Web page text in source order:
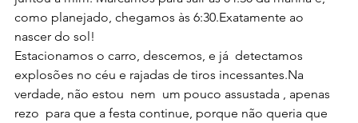
como planejado, chegamos às 6:30.Exatamente ao
nascer do sol!
Estacionamos o carro, descemos, e já  detectamos
explosões no céu e rajadas de tiros incessantes.Na
verdade, não estou  nem  um pouco assustada , apenas
rezo  para que a festa continue, porque não queria que